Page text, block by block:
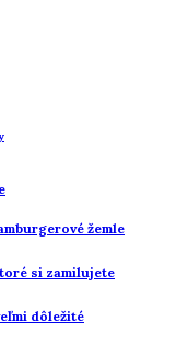
žemle
si zamilujete
dôležité